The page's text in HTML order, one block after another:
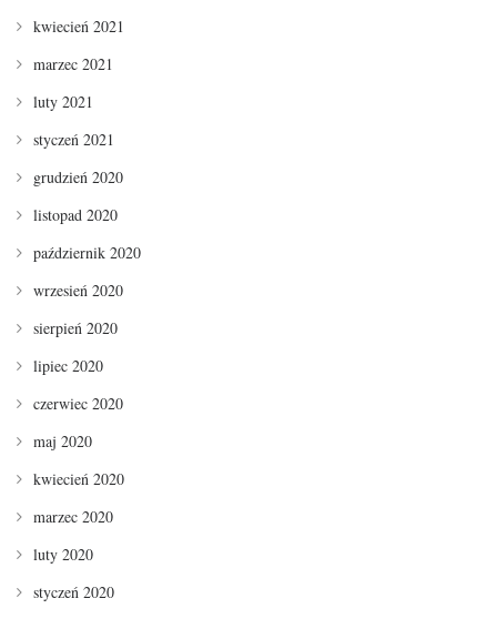
kwiecień 2021
marzec 2021
luty 2021
styczeń 2021
grudzień 2020
listopad 2020
październik 2020
wrzesień 2020
sierpień 2020
lipiec 2020
czerwiec 2020
maj 2020
kwiecień 2020
marzec 2020
luty 2020
styczeń 2020